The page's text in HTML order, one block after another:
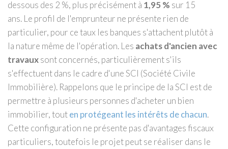
dessous des 2 %, plus précisément à 1,95 % sur 15
ans. Le profil de l'emprunteur ne présente rien de
particulier, pour ce taux les banques s'attachent plutôt à
la nature même de l'opération. Les achats d'ancien avec
travauxsont concernés, particulièrement s'ils
s'effectuent dans le cadre d'une SCI (Société Civile
Immobilière). Rappelons que le principe de la SCI est de
permettre à plusieurs personnes d'acheter un bien
immobilier, touten protégeant les intérêts de chacun.
Cette configuration ne présente pas d'avantages fiscaux
particuliers, toutefois le projet peut se réaliser dans le